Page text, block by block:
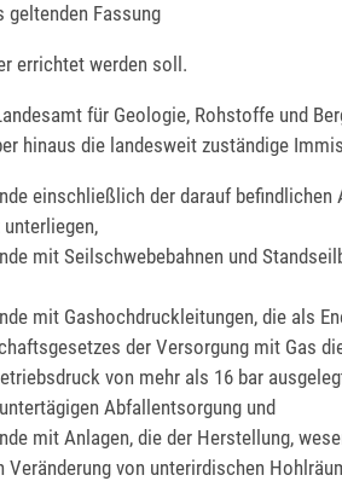
geltenden Fassung
errichtet werden soll.
für Geologie, Rohstoffe und
hinaus die landesweit zuständige
einschließlich der darauf befindlichen
mit Seilschwebebahnen und
mit Gashochdruckleitungen, die als
der Versorgung mit Gas
von mehr als 16 bar
Abfallentsorgung und
mit Anlagen, die der Herstellung,
Veränderung von unterirdischen